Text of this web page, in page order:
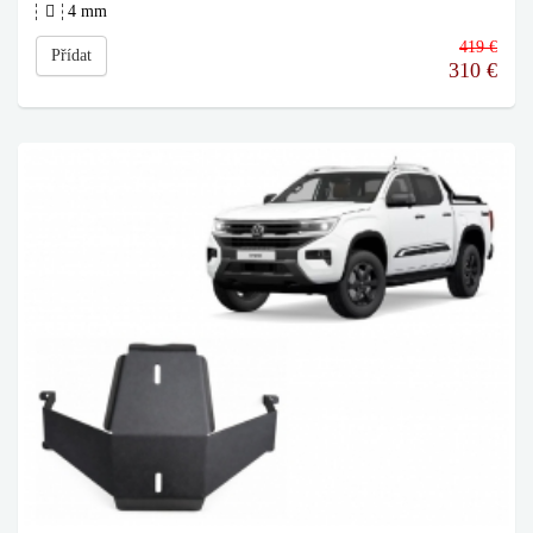
4 mm
Přídat 419 €
310 €